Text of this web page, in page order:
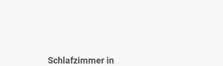
Schlafzimmer in